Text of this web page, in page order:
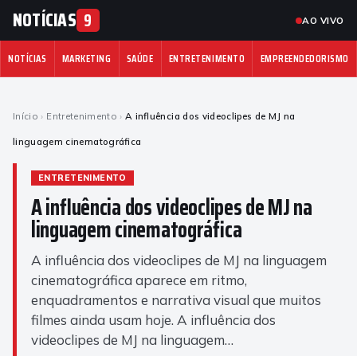
NOTÍCIAS 9 AO VIVO
NOTÍCIAS MARKETING SAÚDE ENTRETENIMENTO EMPREENDEDORISMO
Início › Entretenimento › A influência dos videoclipes de MJ na
linguagem cinematográfica
ENTRETENIMENTO
A influência dos videoclipes de MJ na
linguagem cinematográfica
A influência dos videoclipes de MJ na linguagem
cinematográfica aparece em ritmo,
enquadramentos e narrativa visual que muitos
filmes ainda usam hoje. A influência dos
videoclipes de MJ na linguagem…